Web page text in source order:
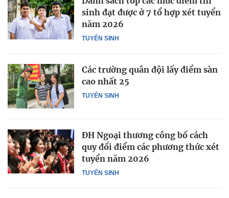
TUYỂN SINH
sinh đạt được ở 7 tổ hợp xét tuyển
năm 2026
TUYỂN SINH
Các trường quân đội lấy điểm sàn
cao nhất 25
TUYỂN SINH
ĐH Ngoại thương công bố cách
quy đổi điểm các phương thức xét
tuyển năm 2026